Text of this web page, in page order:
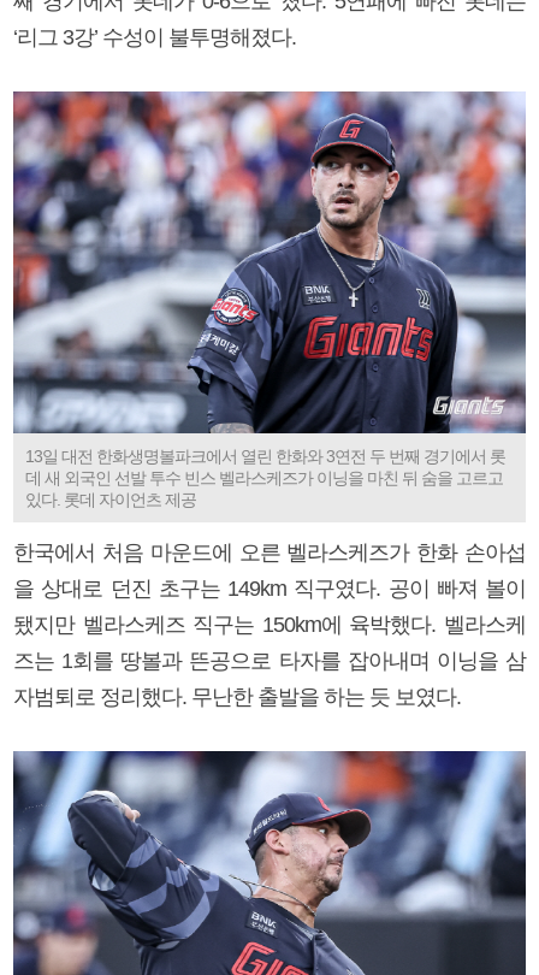
‘리그 3강’ 수성이 불투명해졌다.
13일 대전 한화생명볼파크에서 열린 한화와 3연전 두 번째 경기에서 롯
데 새 외국인 선발 투수 빈스 벨라스케즈가 이닝을 마친 뒤 숨을 고르고
있다. 롯데 자이언츠 제공
한국에서 처음 마운드에 오른 벨라스케즈가 한화 손아섭
을 상대로 던진 초구는 149km 직구였다. 공이 빠져 볼이
됐지만 벨라스케즈 직구는 150km에 육박했다. 벨라스케
즈는 1회를 땅볼과 뜬공으로 타자를 잡아내며 이닝을 삼
자범퇴로 정리했다. 무난한 출발을 하는 듯 보였다.